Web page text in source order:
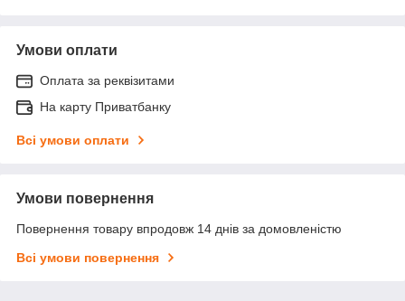
Умови оплати
Оплата за реквізитами
На карту Приватбанку
Всі умови оплати
Умови повернення
Повернення товару впродовж 14 днів за домовленістю
Всі умови повернення